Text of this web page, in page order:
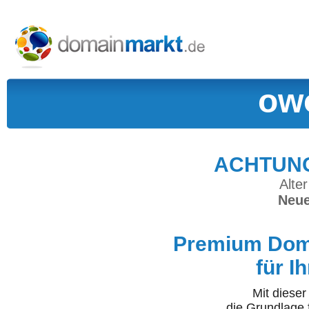
Premium
für
Mit